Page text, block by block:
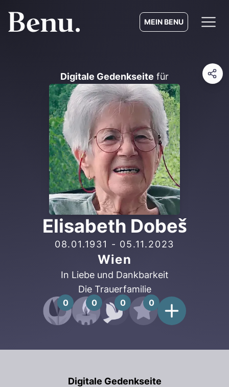
MEIN BENU
Digitale Gedenkseite für
Elisabeth Dobeš
08.01.1931 - 05.11.2023
Wien
In Liebe und Dankbarkeit
Die Trauerfamilie
0 0 0 0
Digitale Gedenkseite